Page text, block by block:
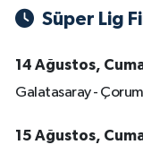
Süper Lig
14 Ağustos,
Galatasaray - Çorum
15 Ağustos,